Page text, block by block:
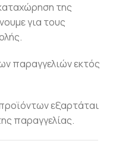
της
για τους
παραγγελιών εκτός
εξαρτάται
παραγγελίας.